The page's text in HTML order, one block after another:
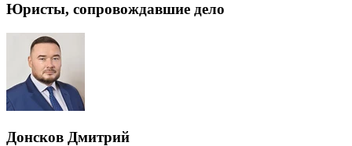
Юристы, сопровождавшие дело
Донсков Дмитрий